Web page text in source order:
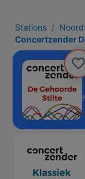
Stations
Concertzender
De